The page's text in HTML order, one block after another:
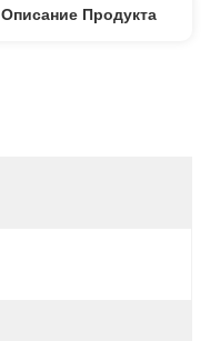
Описание Продукта